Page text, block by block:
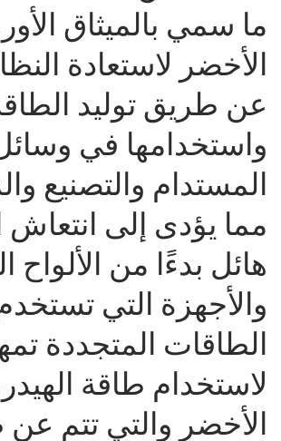
ما سمي بالميثاق
الأخضر لاستعادة
عن طريق توليد
واستخدامها في
المستدام والتصنيع
مما يؤدى إلى انتعاش
هائل بدءًا من
والأجهزة التي
الطاقات المتجددة
لاستخدام طاقة
الأخضر والتي تتم